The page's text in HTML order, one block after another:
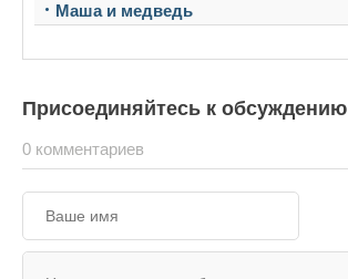
Маша и медведь
Присоединяйтесь к обсуждению
0 комментариев